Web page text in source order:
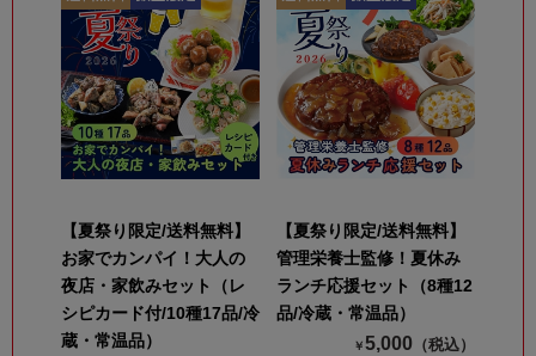
【夏祭り限定/送料無料】
お家でカンパイ！大人の
夜店・家飲みセット（レ
シピカード付/10種17品/冷
蔵・常温品）
【夏祭り限定/送料無料】
管理栄養士監修！夏休み
ランチ応援セット（8種12
品/冷蔵・常温品）
￥5,000 （税込）